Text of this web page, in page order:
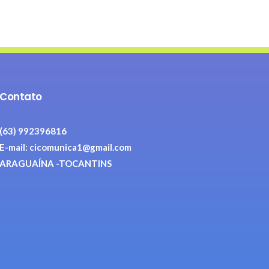
Contato
(63) 992396816
E-mail: cicomunica1@gmail.com
ARAGUAÍNA -TOCANTINS